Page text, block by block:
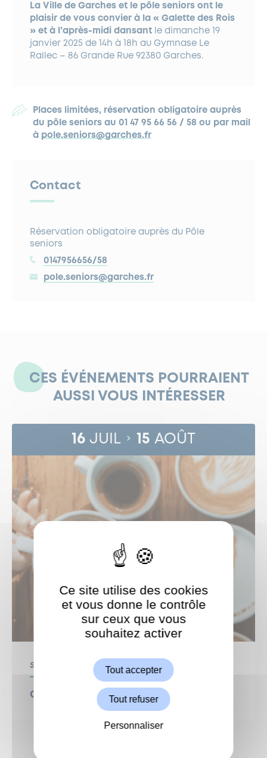
La Ville de Garches et le pôle seniors ont le
plaisir de vous convier à la « Galette des Rois
» et à l’après-midi dansant le dimanche 19
janvier 2025 de 14h à 18h au Gymnase Le
Rallec – 86 Grande Rue 92380 Garches.
Places limitées, réservation obligatoire auprès
du pôle seniors au 01 47 95 66 56 / 58 ou par mail
à pole.seniors@garches.fr
Contact
Réservation obligatoire auprès du Pôle
seniors
0147956656/58
pole.seniors@garches.fr
CES ÉVÉNEMENTS POURRAIENT
AUSSI VOUS INTÉRESSER
16 JUIL 15 AOÛT
Seniors
Café de l’Amitié
ShareThis est désactivé.
Ce site utilise des cookies
et vous donne le contrôle
sur ceux que vous
souhaitez activer
Tout accepter
Tout refuser
Personnaliser